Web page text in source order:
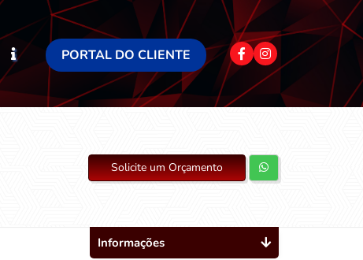
PORTAL DO CLIENTE
Solicite um Orçamento
Informações